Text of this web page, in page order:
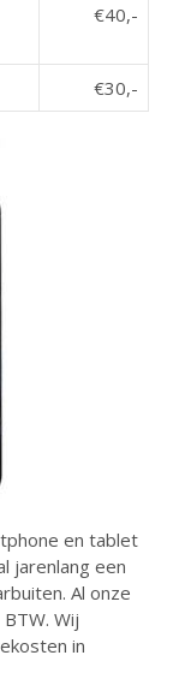
€40,-
€30,-
en tablet
jarenlang een
Al onze
Wij
in